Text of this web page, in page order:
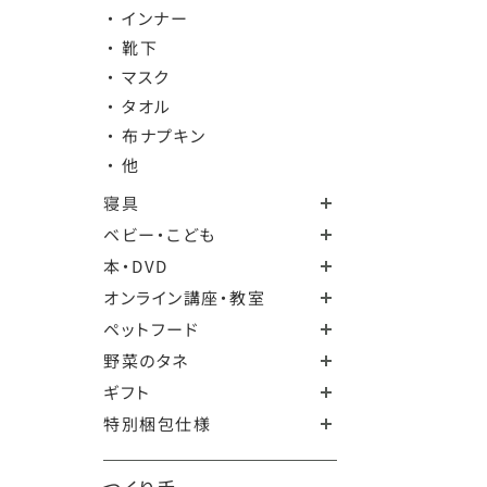
・ インナー
・ 靴下
・ マスク
・ タオル
・ 布ナプキン
・ 他
寝具
ベビー・こども
本・DVD
オンライン講座・教室
ペットフード
野菜のタネ
ギフト
特別梱包仕様